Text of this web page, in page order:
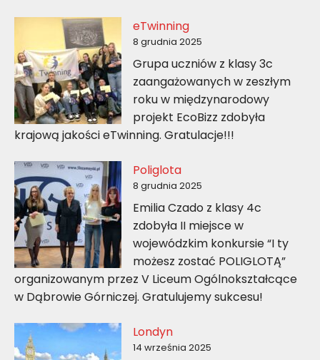
eTwinning
8 grudnia 2025
Grupa uczniów z klasy 3c
zaangażowanych w zeszłym
roku w międzynarodowy
projekt EcoBizz zdobyła
krajową jakości eTwinning. Gratulacje!!!
Poliglota
8 grudnia 2025
Emilia Czado z klasy 4c
zdobyła II miejsce w
wojewódzkim konkursie “I ty
możesz zostać POLIGLOTĄ”
organizowanym przez V Liceum Ogólnokształcące
w Dąbrowie Górniczej. Gratulujemy sukcesu!
Londyn
14 września 2025